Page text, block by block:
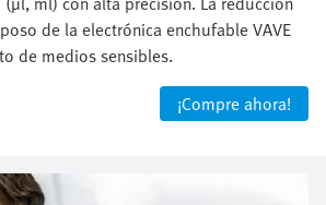
de la electrónica enchufable VAVE
de medios sensibles.
¡Compre ahora!